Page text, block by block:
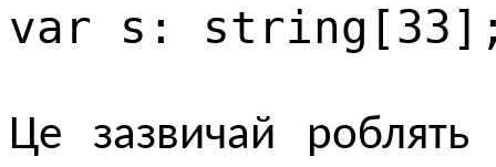
var s:
Це зазвичай